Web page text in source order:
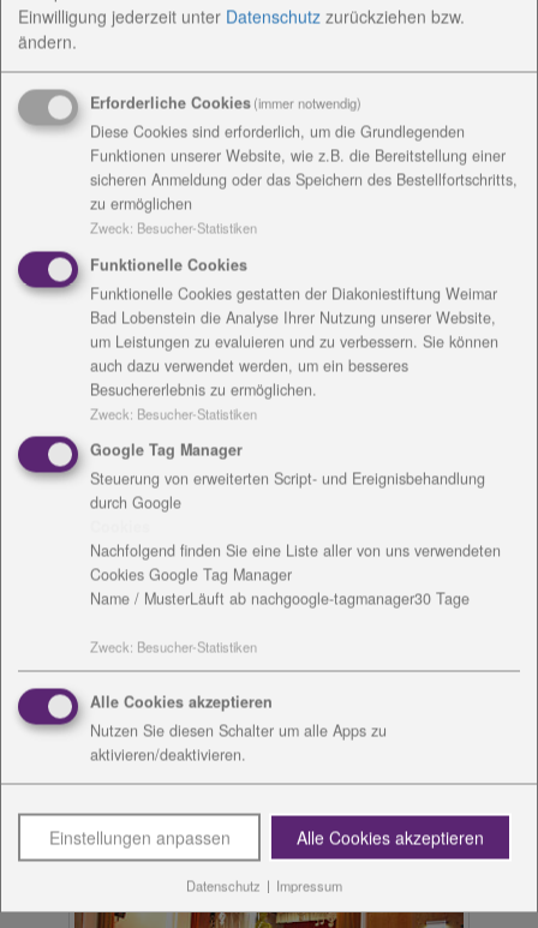
Einwilligung jederzeit unter Datenschutz zurückziehen bzw.
ändern.
Erforderliche Cookies(immer notwendig)
Diese Cookies sind erforderlich, um die Grundlegenden
Funktionen unserer Website, wie z.B. die Bereitstellung einer
sicheren Anmeldung oder das Speichern des Bestellfortschritts,
zu ermöglichen
Zweck: Besucher-Statistiken
Funktionelle Cookies
Funktionelle Cookies gestatten der Diakoniestiftung Weimar
Bad Lobenstein die Analyse Ihrer Nutzung unserer Website,
um Leistungen zu evaluieren und zu verbessern. Sie können
auch dazu verwendet werden, um ein besseres
Besuchererlebnis zu ermöglichen.
Zweck: Besucher-Statistiken
Google Tag Manager
Steuerung von erweiterten Script- und Ereignisbehandlung
durch Google
Nachfolgend finden Sie eine Liste aller von uns verwendeten
Cookies Google Tag Manager
Name / MusterLäuft ab nachgoogle-tagmanager30 Tage
Zweck: Besucher-Statistiken
Alle Cookies akzeptieren
Nutzen Sie diesen Schalter um alle Apps zu
aktivieren/deaktivieren.
Einstellungen anpassen Alle Cookies akzeptieren
Datenschutz | Impressum